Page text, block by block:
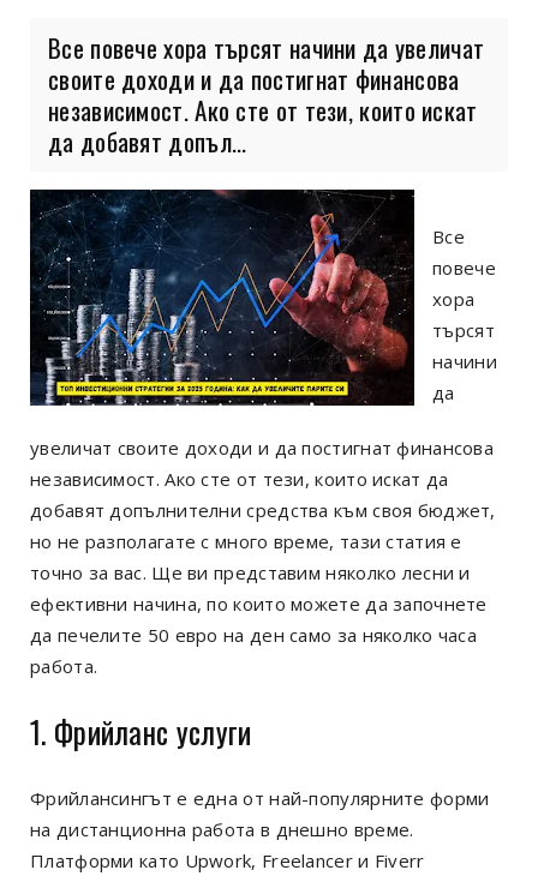
Все повече хора търсят начини да увеличат
своите доходи и да постигнат финансова
независимост. Ако сте от тези, които искат
да добавят допъл...
Все
повече
хора
търсят
начини
да
увеличат своите доходи и да постигнат финансова
независимост. Ако сте от тези, които искат да
добавят допълнителни средства към своя бюджет,
но не разполагате с много време, тази статия е
точно за вас. Ще ви представим няколко лесни и
ефективни начина, по които можете да започнете
да печелите 50 евро на ден само за няколко часа
работа.
1. Фрийланс услуги
Фрийлансингът е една от най-популярните форми
на дистанционна работа в днешно време.
Платформи като Upwork, Freelancer и Fiverr